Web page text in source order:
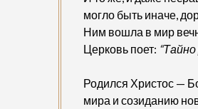
могло быть иначе,
Ним вошла в мир
Церковь поет:
Родился Христос —
мира и созиданию